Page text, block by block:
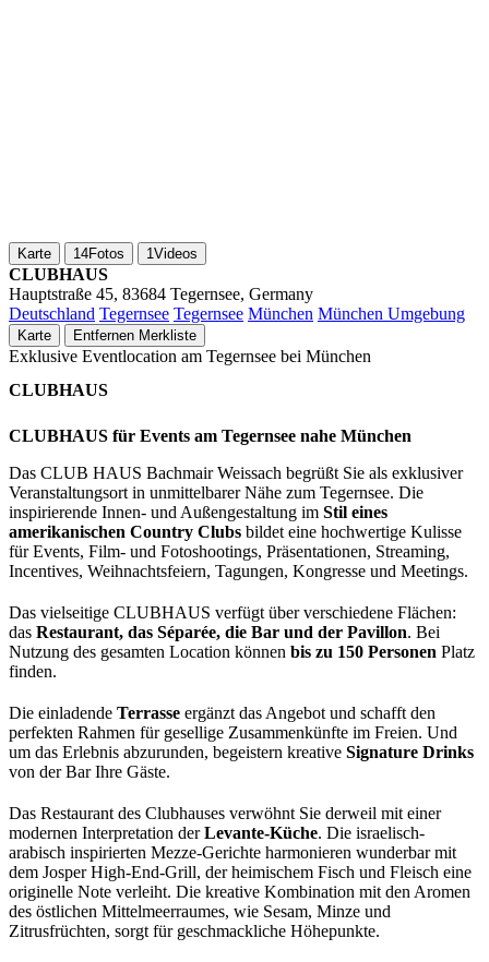
Karte 14Fotos 1Videos
CLUBHAUS
Hauptstraße 45, 83684 Tegernsee, Germany
Deutschland Tegernsee Tegernsee München München Umgebung
Karte Entfernen Merkliste
Exklusive Eventlocation am Tegernsee bei München
CLUBHAUS
CLUBHAUS für Events am Tegernsee nahe München
Das CLUB HAUS Bachmair Weissach begrüßt Sie als exklusiver
Veranstaltungsort in unmittelbarer Nähe zum Tegernsee. Die
inspirierende Innen- und Außengestaltung im Stil eines
amerikanischen Country Clubs bildet eine hochwertige Kulisse
für Events, Film- und Fotoshootings, Präsentationen, Streaming,
Incentives, Weihnachtsfeiern, Tagungen, Kongresse und Meetings.
Das vielseitige CLUBHAUS verfügt über verschiedene Flächen:
das Restaurant, das Séparée, die Bar und der Pavillon. Bei
Nutzung des gesamten Location können bis zu 150 Personen Platz
finden.
Die einladende Terrasse ergänzt das Angebot und schafft den
perfekten Rahmen für gesellige Zusammenkünfte im Freien. Und
um das Erlebnis abzurunden, begeistern kreative Signature Drinks
von der Bar Ihre Gäste.
Das Restaurant des Clubhauses verwöhnt Sie derweil mit einer
modernen Interpretation derLevante-Küche. Die israelisch-
arabisch inspirierten Mezze-Gerichte harmonieren wunderbar mit
dem Josper High-End-Grill, der heimischem Fisch und Fleisch eine
originelle Note verleiht. Die kreative Kombination mit den Aromen
des östlichen Mittelmeerraumes, wie Sesam, Minze und
Zitrusfrüchten, sorgt für geschmackliche Höhepunkte.